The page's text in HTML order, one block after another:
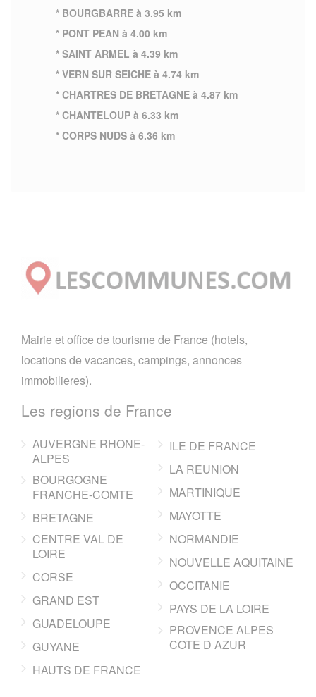
* BOURGBARRE à 3.95 km
* PONT PEAN à 4.00 km
* SAINT ARMEL à 4.39 km
* VERN SUR SEICHE à 4.74 km
* CHARTRES DE BRETAGNE à 4.87 km
* CHANTELOUP à 6.33 km
* CORPS NUDS à 6.36 km
Mairie et office de tourisme de France (hotels,
locations de vacances, campings, annonces
immobilieres).
Les regions de France
AUVERGNE RHONE-
ALPES
BOURGOGNE
FRANCHE-COMTE
BRETAGNE
CENTRE VAL DE
LOIRE
CORSE
GRAND EST
GUADELOUPE
GUYANE
HAUTS DE FRANCE
ILE DE FRANCE
LA REUNION
MARTINIQUE
MAYOTTE
NORMANDIE
NOUVELLE AQUITAINE
OCCITANIE
PAYS DE LA LOIRE
PROVENCE ALPES
COTE D AZUR